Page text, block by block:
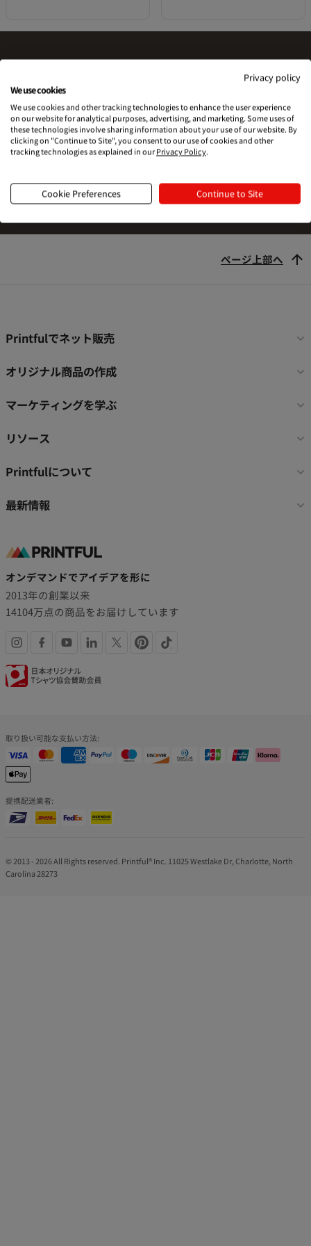
Printfulを試す準備はできました
か？
ページ上部へ
フ
タ
リ
ク
Printfulでネット販売
オリジナル商品の作成
マーケティングを学ぶ
リソース
Printfulについて
最新情報
オンデマンドでアイデアを形に
2013年の創業以来
14104万点の商品をお届けしています
SNS
リ
ク
認
バ
ッ
ジ
取り扱い可能な支払い方法:
提携配送業者:
© 2013 - 2026 All Rights reserved. Printful® Inc. 11025 Westlake Dr, Charlotte, North
Carolina 28273
Privacy policy
We use cookies
We use cookies and other tracking technologies to enhance the user experience
on our website for analytical purposes, advertising, and marketing. Some uses of
these technologies involve sharing information about your use of our website. By
clicking on "Continue to Site", you consent to our use of cookies and other
tracking technologies as explained in ourPrivacy Policy.
Cookie Preferences Continue to Site